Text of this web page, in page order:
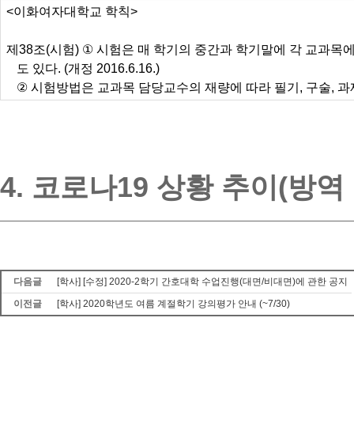
<이화여자대학교 학칙>
제 38조(시험) ① 시험은 매 학기의 중간과 학기말에 각 교과목
도 있다. (개정 2016.6.16.)
②시험방법은 교과목 담당교수의 재량에 따라 필기 , 구술,과
4. 코로나19 상황 추이(방
다음글
[학사] [수정] 2020-2학기 간호대학 수업진행(대면/비대면)에 관한 공지
이전글
[학사] 2020학년도 여름 계절학기 강의평가 안내 (~7/30)